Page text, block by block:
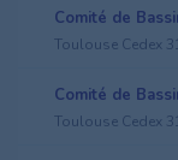
Comité de
Toulouse Cedex
Comité de
Toulouse Cedex